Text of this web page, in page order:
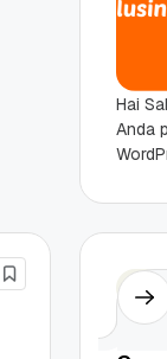
Hai
Anda
saat
Anda